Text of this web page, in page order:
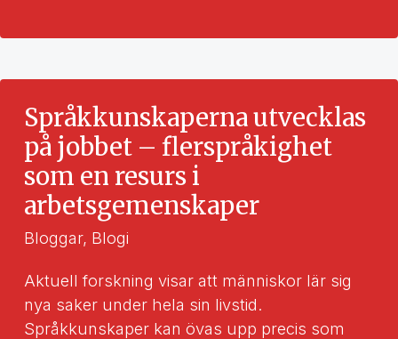
synas
kultur
som
inkluderar
Språkkunskaperna utvecklas
på jobbet – flerspråkighet
som en resurs i
arbetsgemenskaper
Bloggar, Blogi
Aktuell forskning visar att människor lär sig
nya saker under hela sin livstid.
Språkkunskaper kan övas upp precis som